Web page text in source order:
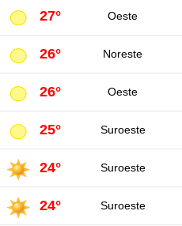
27° Oeste
26° Noreste
26° Oeste
25° Suroeste
24° Suroeste
24° Suroeste